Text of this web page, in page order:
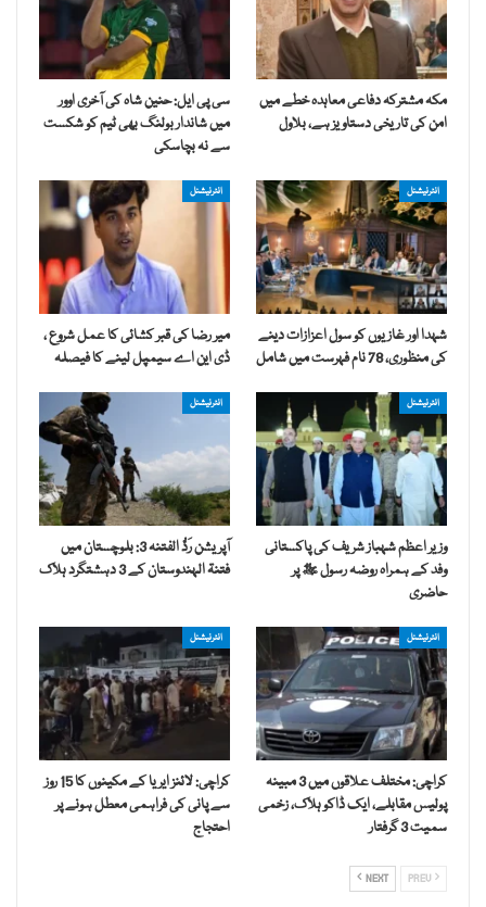
مکہ مشترکہ دفاعی معاہدہ خطے میں
امن کی تاریخی دستاویز ہے، بلاول
سی پی ایل: حنین شاہ کی آخری اوور
میں شاندار بولنگ بھی ٹیم کو شکست
سے نہ بچاسکی
انٹرنیشنل
شہدا اور غازیوں کو سول اعزازات دینے
کی منظوری، 78 نام فہرست میں شامل
انٹرنیشنل
میر رضا کی قبر کشائی کا عمل شروع ،
ڈی این اے سیمپل لینے کا فیصلہ
انٹرنیشنل
وزیر اعظم شہباز شریف کی پاکستانی
وفد کے ہمراہ روضہ رسول ﷺ پر
حاضری
انٹرنیشنل
آپریشن رَدُّ الفتنہ 3: بلوچستان میں
فتنۃ الہندوستان کے 3 دہشتگرد ہلاک
انٹرنیشنل
کراچی: مختلف علاقوں میں 3 مبینہ
پولیس مقابلے، ایک ڈاکو ہلاک، زخمی
سمیت 3 گرفتار
انٹرنیشنل
کراچی: لائنز ایریا کے مکینوں کا 15 روز
سے پانی کی فراہمی معطل ہونے پر
احتجاج
NEXT